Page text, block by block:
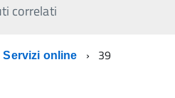
correlati
Servizi online 39